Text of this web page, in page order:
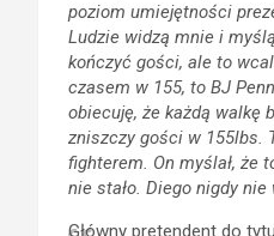
poziom umiejętności
Ludzie widzą mnie i
kończyć gości, ale to
czasem w 155, to BJ
obiecuję, że każdą walkę
zniszczy gości w 155lbs.
fighterem. On myślał, że
nie stało. Diego nigdy nie
Główny pretendent do